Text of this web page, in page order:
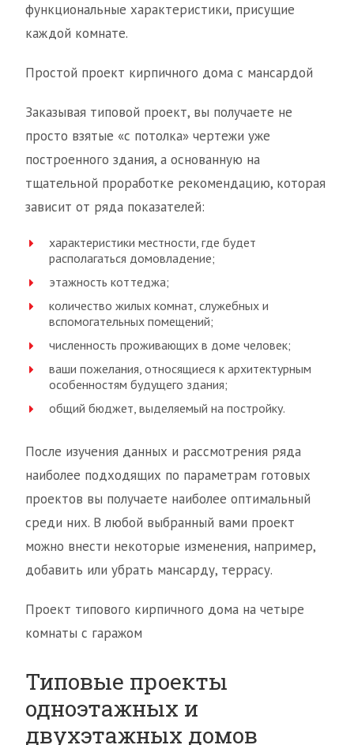
функциональные характеристики, присущие
каждой комнате.
Простой проект кирпичного дома с мансардой
Заказывая типовой проект, вы получаете не
просто взятые «с потолка» чертежи уже
построенного здания, а основанную на
тщательной проработке рекомендацию, которая
зависит от ряда показателей:
характеристики местности, где будет
располагаться домовладение;
этажность коттеджа;
количество жилых комнат, служебных и
вспомогательных помещений;
численность проживающих в доме человек;
ваши пожелания, относящиеся к архитектурным
особенностям будущего здания;
общий бюджет, выделяемый на постройку.
После изучения данных и рассмотрения ряда
наиболее подходящих по параметрам готовых
проектов вы получаете наиболее оптимальный
среди них. В любой выбранный вами проект
можно внести некоторые изменения, например,
добавить или убрать мансарду, террасу.
Проект типового кирпичного дома на четыре
комнаты с гаражом
Типовые проекты
одноэтажных и
двухэтажных домов